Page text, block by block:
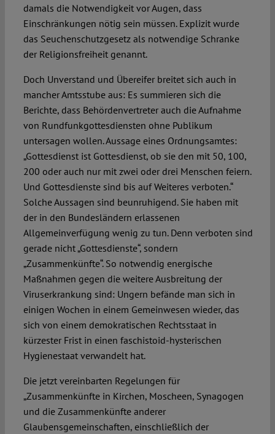
damals die Notwendigkeit vor Augen, dass
Einschränkungen nötig sein müssen. Explizit wurde
das Seuchenschutzgesetz als notwendige Schranke
der Religionsfreiheit genannt.
Doch Unverstand und Übereifer breitet sich auch in
mancher Amtsstube aus: Es summieren sich die
Berichte, dass Behördenvertreter auch die Aufnahme
von Rundfunkgottesdiensten ohne Publikum
untersagen wollen. Aussage eines Ordnungsamtes:
„Gottesdienst ist Gottesdienst, ob sie den mit 50, 100,
200 oder auch nur mit zwei oder drei Menschen feiern.
Und Gottesdienste sind bis auf Weiteres verboten.“
Solche Aussagen sind beunruhigend. Sie haben mit
der in den Bundesländern erlassenen
Allgemeinverfügung wenig zu tun. Denn verboten sind
gerade nicht „Gottesdienste“, sondern
„Zusammenkünfte“. So notwendig energische
Maßnahmen gegen die weitere Ausbreitung der
Viruserkrankung sind: Ungern befände man sich in
einigen Wochen in einem Gemeinwesen wieder, das
sich von einem demokratischen Rechtsstaat in
kürzester Frist in einen faschistoid-hysterischen
Hygienestaat verwandelt hat.
Die jetzt vereinbarten Regelungen für
„Zusammenkünfte in Kirchen, Moscheen, Synagogen
und die Zusammenkünfte anderer
Glaubensgemeinschaften, einschließlich der